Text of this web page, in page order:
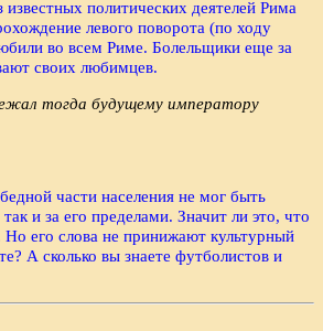
политических деятелей Рима
левого поворота (по ходу
во всем Риме. Болельщики еще за
своих любимцев.
тогда будущему императору
части населения не мог быть
и за его пределами. Значит ли это, что
его слова не принижают культурный
А сколько вы знаете футболистов и